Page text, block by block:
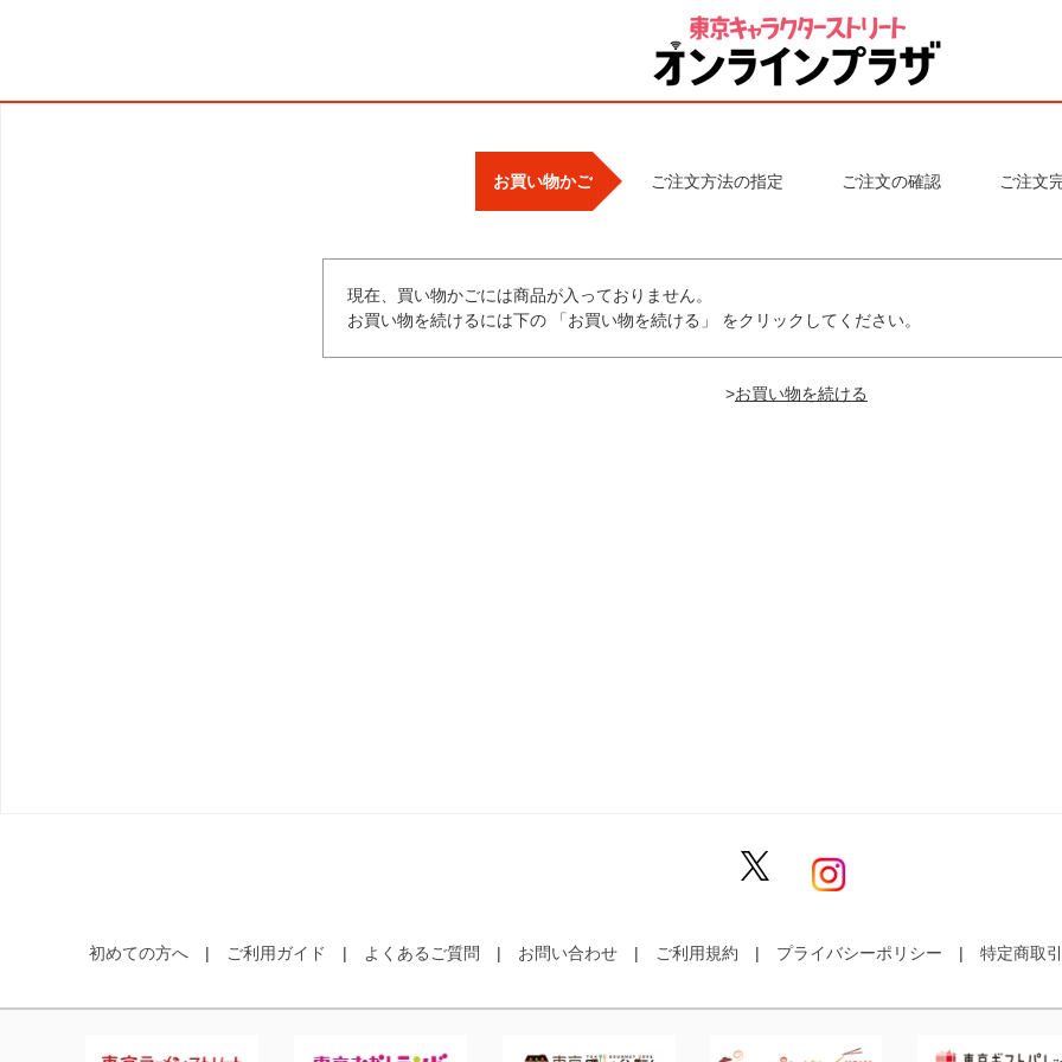
お買い物かご ご注文方法の指定 ご注文の確認 ご注文
現在、買い物かごには商品が入っておりません。
お買い物を続けるには下の 「お買い物を続ける」 をクリックしてください。
>
初めての方へ ご利用ガイド よくあるご質問 お問い合わせ ご利用規約 プライバシーポリシー 特定商取